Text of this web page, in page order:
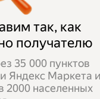
так, как
получателю
35 000 пунктов
Яндекс Маркета и
2000 населенных